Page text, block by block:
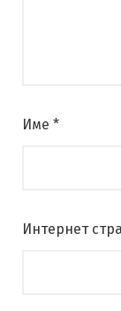
Име *
Интернет